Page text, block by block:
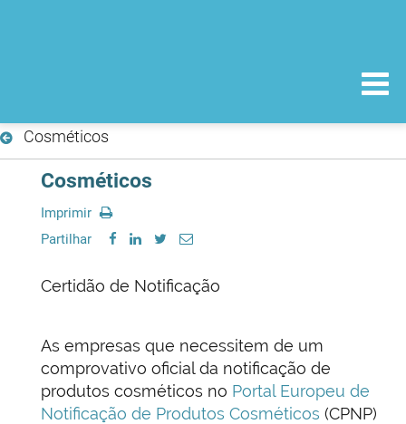
Cosméticos
Cosméticos
Imprimir
Partilhar
Certidão de Notificação
As empresas que necessitem de um
comprovativo oficial da notificação de
produtos cosméticos no Portal Europeu de
Notificação de Produtos Cosméticos (CPNP)